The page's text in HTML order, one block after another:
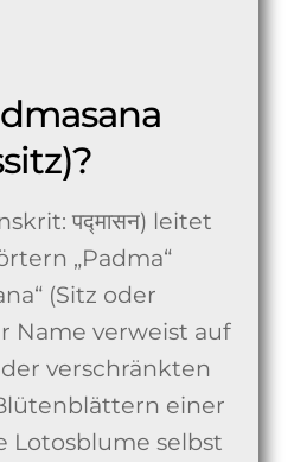
पद्मासन) leitet
„Padma“
(Sitz oder
Name verweist auf
verschränkten
einer
Lotosblume selbst